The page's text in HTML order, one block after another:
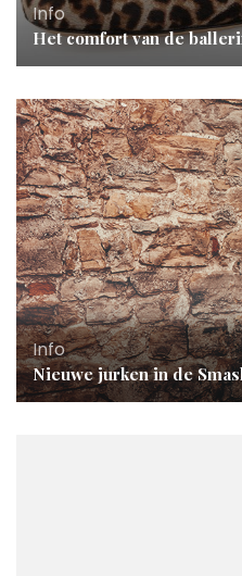
Info
Het comfort van de
Info
Nieuwe jurken in de